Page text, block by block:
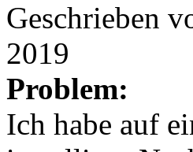
Geschrieben
2019
Problem:
Ich habe auf